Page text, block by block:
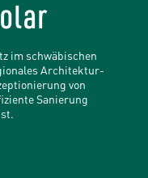
im schwäbischen
Architektur-
von
Sanierung